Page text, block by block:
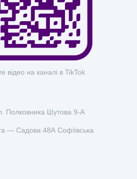
відео на каналі в TikTok
Шутова 9-А
— Садова 48А Софіївська